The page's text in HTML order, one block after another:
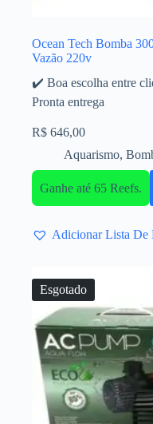
Ocean Tech Bomba
Vazão 220v
✔️ Boa escolha entre
Pronta entrega
R$ 646,00
Aquarismo,
Ganhe até 65 Reefs.
Adicionar Lista De
Esgotado